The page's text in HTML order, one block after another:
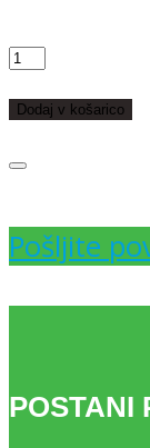
T.
SATEN
25mmx25m
Dodaj v košarico
Pošljite
POSTANI